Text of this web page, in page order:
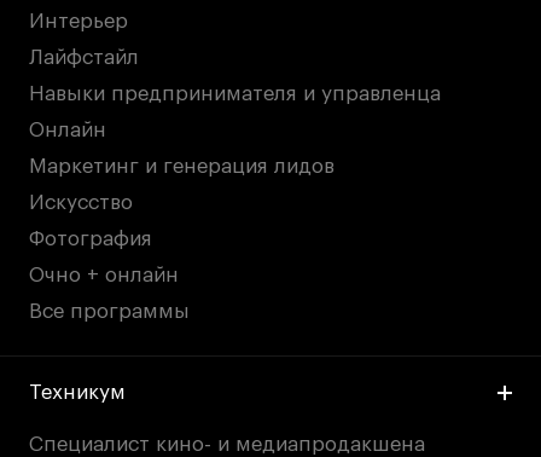
Интерьер
Лайфстайл
Навыки предпринимателя и управленца
Онлайн
Маркетинг и генерация лидов
Искусство
Фотография
Очно + онлайн
Все программы
Техникум
Специалист кино- и медиапродакшена